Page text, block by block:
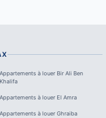
Appartements à louer Bir Ali Ben
Khalifa
Appartements à louer El Amra
Appartements à louer Ghraiba